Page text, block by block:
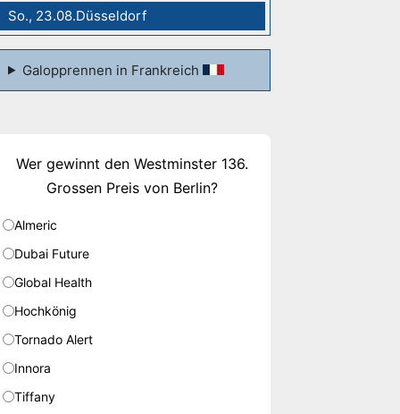
So., 23.08.Düsseldorf
Galopprennen in Frankreich
Wer gewinnt den Westminster 136.
Grossen Preis von Berlin?
Almeric
Dubai Future
Global Health
Hochkönig
Tornado Alert
Innora
Tiffany